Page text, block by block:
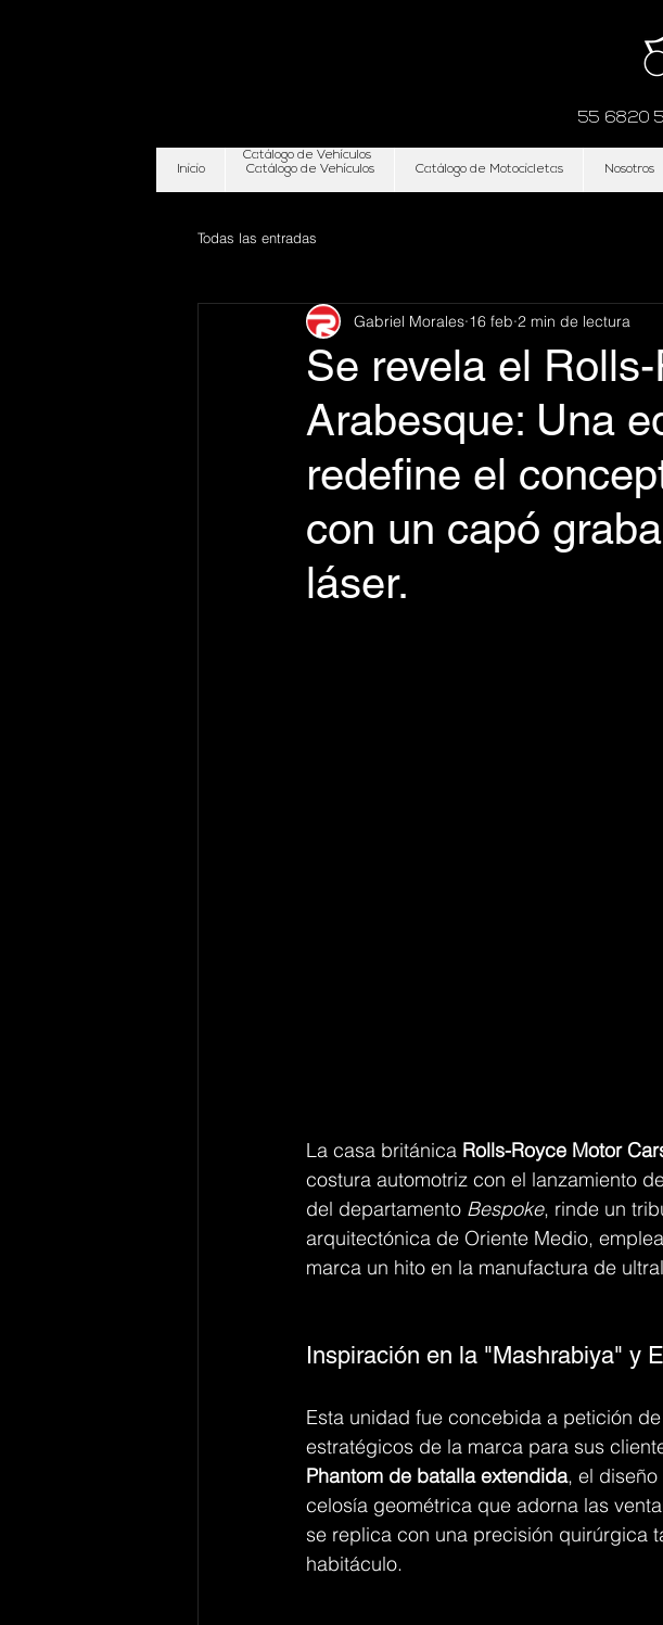
55 6820
Inicio Catálogo de Vehículos Catálogo de Motocicletas Nosotros
Catálogo de Vehículos
Todas las entradas
Se revela el
Arabesque: Una
redefine el
con un capó
láser.
Gabriel Morales 16 feb 2 min de lectura
La casa británica Rolls-Royce Motor
costura automotriz con el lanzamiento
del departamento Bespoke, rinde un
arquitectónica de Oriente Medio,
marca un hito en la manufactura de
Inspiración en la "Mashrabiya" y
Esta unidad fue concebida a petición
estratégicos de la marca para sus
Phantom de batalla extendida, el
celosía geométrica que adorna las
se replica con una precisión quirúrgica
habitáculo.